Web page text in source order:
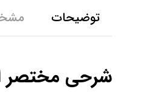
توضیحات
شرحی مختصر